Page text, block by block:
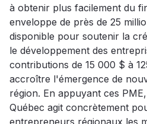
à obtenir plus facilement du
enveloppe de près de 25
disponible pour soutenir la
le développement des
contributions de 15 000 $ à
accroître l'émergence de
région. En appuyant ces
Québec agit concrètement
entrepreneurs régionaux les